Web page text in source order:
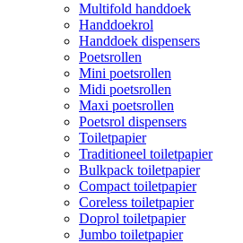
Multifold handdoek
Handdoekrol
Handdoek dispensers
Poetsrollen
Mini poetsrollen
Midi poetsrollen
Maxi poetsrollen
Poetsrol dispensers
Toiletpapier
Traditioneel toiletpapier
Bulkpack toiletpapier
Compact toiletpapier
Coreless toiletpapier
Doprol toiletpapier
Jumbo toiletpapier